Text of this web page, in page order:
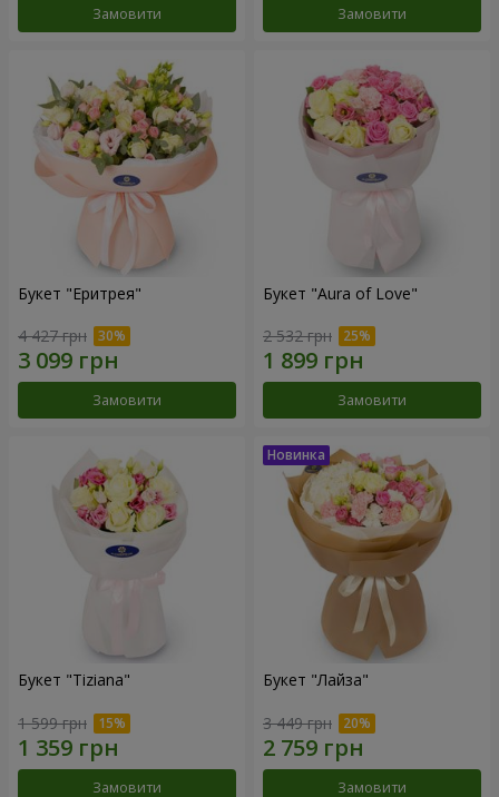
Замовити Замовити
Букет "Еритрея"
4 427 грн
Замовити
Букет "Aura of Love"
2 532 грн
Замовити
Букет "Tiziana"
1 599 грн
Замовити
Букет "Лайза"
3 449 грн
Замовити